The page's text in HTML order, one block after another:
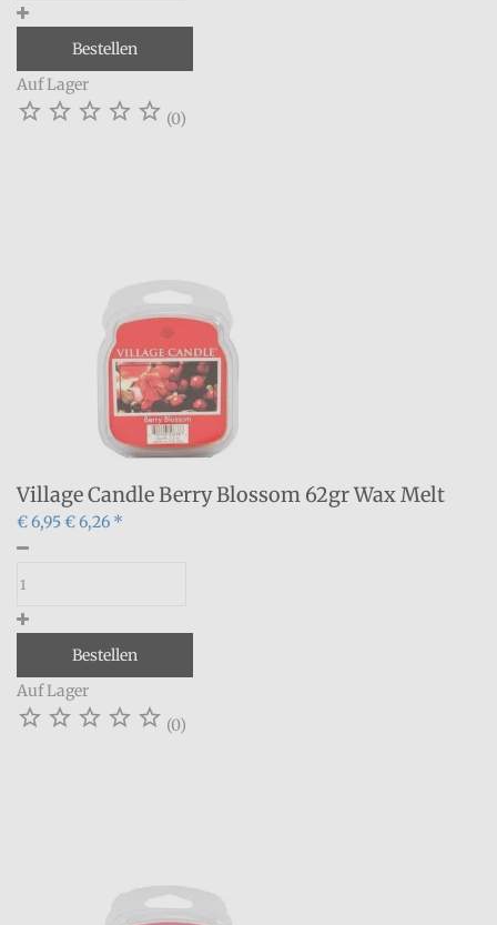
Bestellen
Auf Lager
     (0)
Village Candle Berry Blossom 62gr Wax Melt
€ 6,95€ 6,26 *
Bestellen
Auf Lager
     (0)